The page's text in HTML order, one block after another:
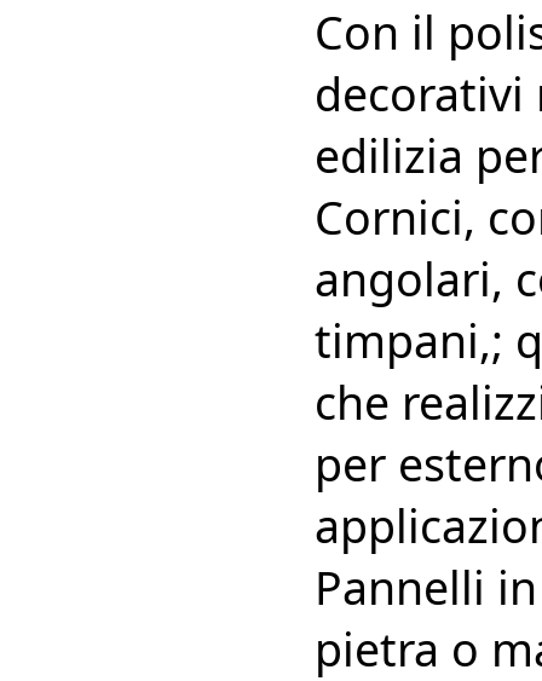
Con il
edilizia
Cornici,
angolari,
timpani,;
che
per
Pannelli
pietra o